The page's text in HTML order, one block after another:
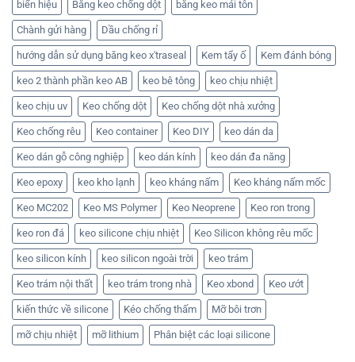
cấp
này
MC
201
số
lượng
lớn
chính
hãng
keo
chống
mốc
SN
505
X’traseal
chính
hãng,
uy
tín!
biển hiệu Băng keo chống dột băng keo mái tôn
Chành gửi hàng Dầu chống rỉ
hướng dẫn sử dụng băng keo x'traseal Kem tẩy ố Kem đánh bóng
keo 2 thành phần keo AB keo bê tông keo chịu nhiệt
keo chịu uv Keo chống dột Keo chống dột nhà xưởng
Keo chống rêu Keo container Keo DIY keo dán da
Keo dán gỗ công nghiệp keo dán kính keo dán đa năng
Keo epoxy keo kho lạnh keo kháng nấm Keo kháng nấm mốc
Keo MC202 Keo MS Polymer Keo Neoprene Keo ron trong
keo ron đá keo silicone chịu nhiệt Keo Silicon không rêu mốc
keo silicon kính keo silicon ngoài trời keo trám
Keo trám nội thất keo trám trong nhà Keo xbond Keo ướt
kiến thức về silicone Kéo chống thấm Mỡ bôi trơn
mỡ chịu nhiệt mỡ lithium Phân biệt các loại silicone